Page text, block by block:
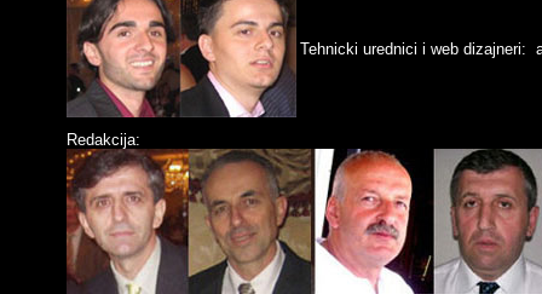
Tehnicki urednici i web dizajneri:
Redakcija: